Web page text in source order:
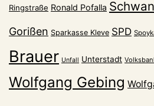
Ringstraße Ronald Pofalla
Gorißen Sparkasse Kleve SPD
Brauer Unfall Unterstadt
Wolfgang Gebing